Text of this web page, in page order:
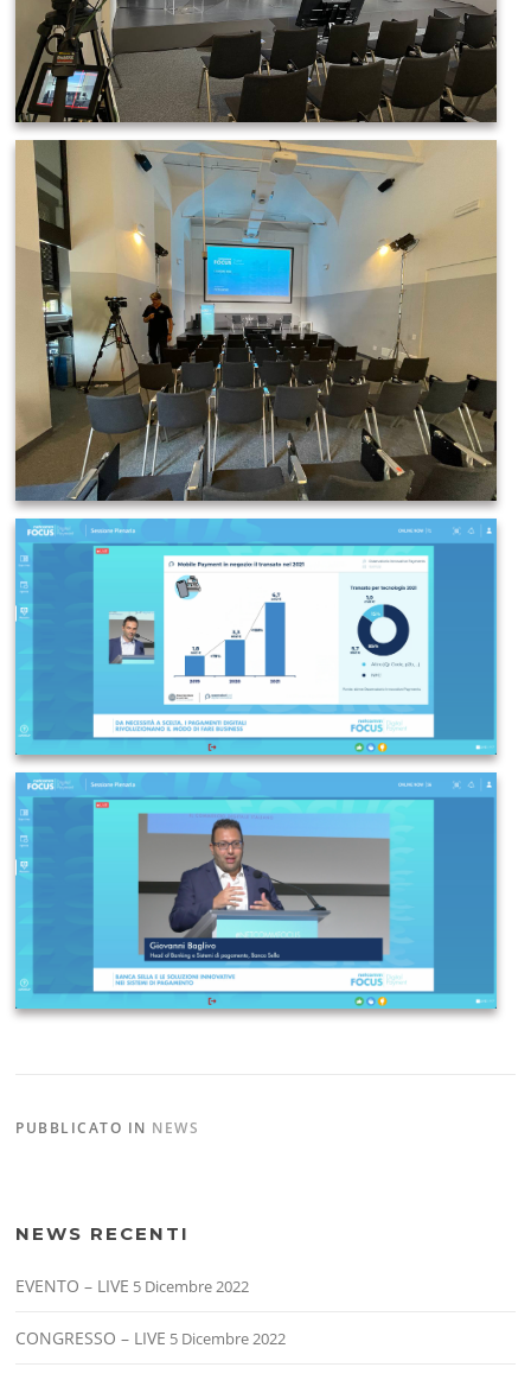
PUBBLICATO IN NEWS
NEWS RECENTI
EVENTO – LIVE 5 Dicembre 2022
CONGRESSO – LIVE 5 Dicembre 2022